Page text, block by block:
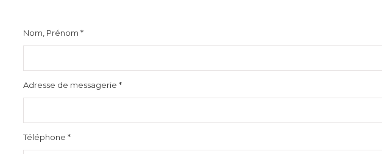
Nom, Prénom *
Adresse de messagerie *
Téléphone *